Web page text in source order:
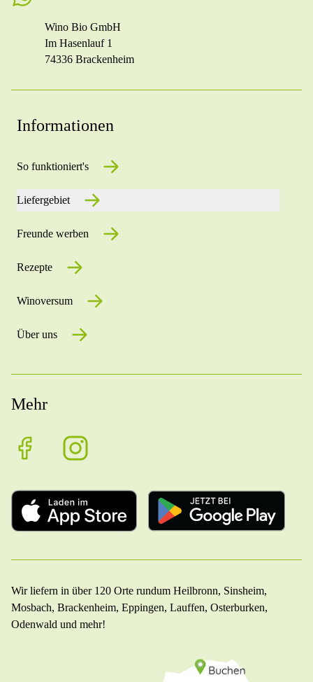
Wino Bio GmbH
Im Hasenlauf 1
74336 Brackenheim
Informationen
So funktioniert's
Liefergebiet
Freunde werben
Rezepte
Winoversum
Über uns
Mehr
Wir liefern in über 120 Orte rundum Heilbronn, Sinsheim,
Mosbach, Brackenheim, Eppingen, Lauffen, Osterburken,
Odenwald und mehr!